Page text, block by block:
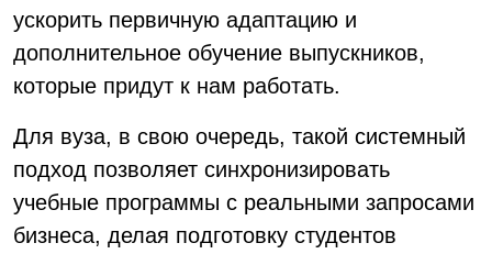
ускорить первичную адаптацию и
дополнительное обучение выпускников,
которые придут к нам работать.
Для вуза, в свою очередь, такой системный
подход позволяет синхронизировать
учебные программы с реальными запросами
бизнеса, делая подготовку студентов